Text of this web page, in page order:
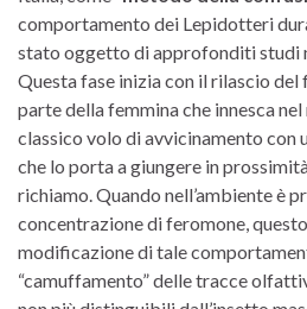
comportamento dei Lepidotteri
stato oggetto di approfonditi studi
Questa fase inizia con il rilascio
parte della femmina che innesca
classico volo di avvicinamento con
che lo porta a giungere in
richiamo. Quando nell’ambiente è
concentrazione di feromone,
modificazione di tale
“camuffamento” delle tracce